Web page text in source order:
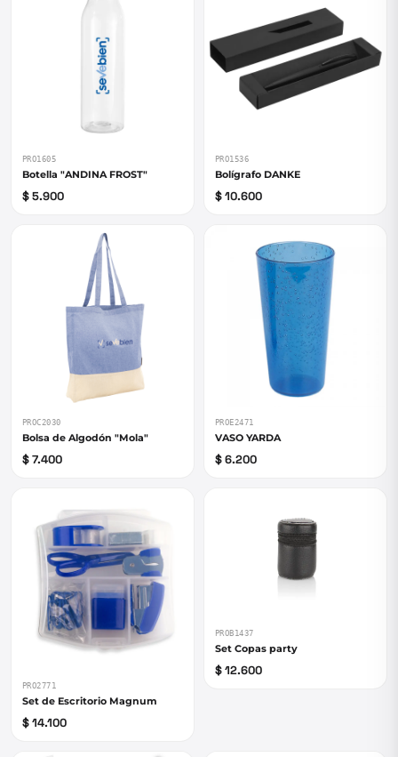
PRO1605
Botella "ANDINA FROST"
$ 5.900
PRO1536
Bolígrafo DANKE
$ 10.600
PROC2030
Bolsa de Algodón "Mola"
$ 7.400
PROE2471
VASO YARDA
$ 6.200
PRO2771
Set de Escritorio Magnum
$ 14.100
PROB1437
Set Copas party
$ 12.600